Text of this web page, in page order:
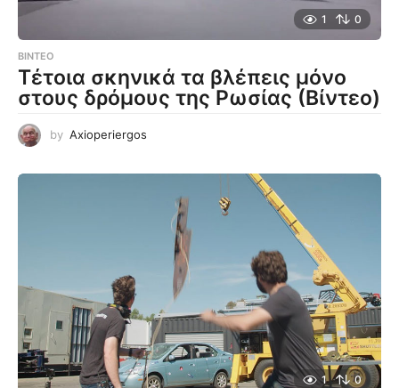
1 0
ΒΊΝΤΕΟ
Τέτοια σκηνικά τα βλέπεις μόνο
στους δρόμους της Ρωσίας (Βίντεο)
by Axioperiergos
1 0